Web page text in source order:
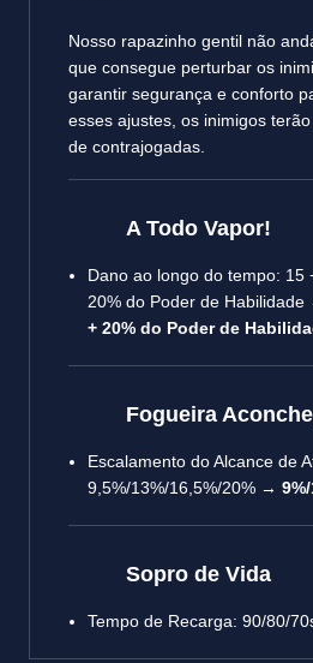
Nosso rapazinho gentil não
que consegue perturbar os
garantir segurança e conforto
esses ajustes, os inimigos
de contrajogadas.
A Todo Vapor!
Dano ao longo do tempo: 15
20% do Poder de Habilidade
+ 20% do Poder de
Fogueira
Escalamento do Alcance de
9,5%/13%/16,5%/20% →
Sopro de Vida
Tempo de Recarga: 90/80/